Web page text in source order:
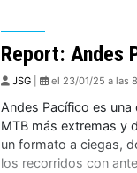
una experiencia
El festival combinó la
con la magia del
la participación de
este gran encuentro.
la comunidad, Las
como un imperdible
Report: Andes
JSG el 23/01/25 a las
Andes Pacífico es
MTB más extremas y
un formato a ciegas,
los recorridos con